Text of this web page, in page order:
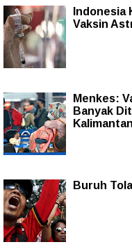
Indonesia
Vaksin
Menkes:
Banyak
Kalimantan
Buruh